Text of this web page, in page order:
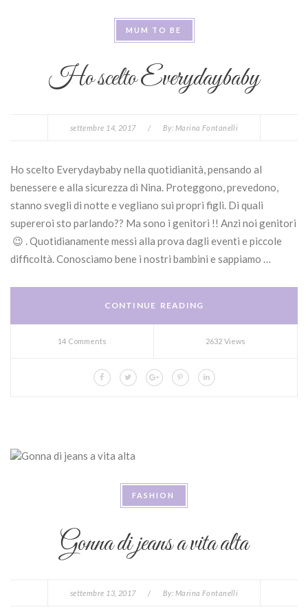
MUM TO BE
Ho scelto Everydaybaby
settembre 14, 2017 / By: Marina Fontanelli
Ho scelto Everydaybaby nella quotidianità, pensando al
benessere e alla sicurezza di Nina. Proteggono, prevedono,
stanno svegli di notte e vegliano sui propri figli. Di quali
supereroi sto parlando?? Ma sono i genitori !! Anzi noi genitori
😉 . Quotidianamente messi alla prova dagli eventi e piccole
difficoltà. Conosciamo bene i nostri bambini e sappiamo …
CONTINUE READING
14 Comments 2632 Views
FASHION
Gonna di jeans a vita alta
settembre 13, 2017 / By: Marina Fontanelli